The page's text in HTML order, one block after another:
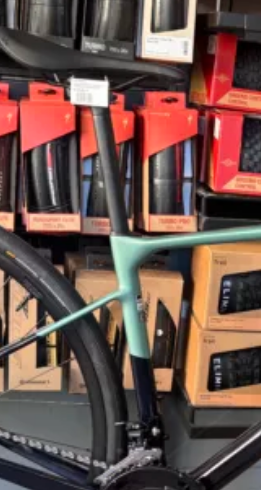
Advanced 3
un Liv Avail Advanced 3
cues